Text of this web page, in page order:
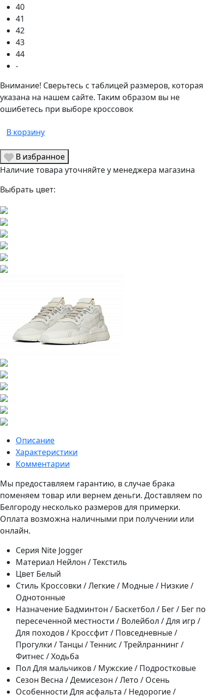
40
41
42
43
44
-
Внимание! Сверьтесь с таблицей размеров, которая
указана на нашем сайте. Таким образом вы не
ошибетесь при выборе кроссовок
В корзину
В избранное
Наличие товара уточняйте у менеджера магазина
Выбрать цвет:
Описание
Характеристики
Комментарии
Мы предоставляем гарантию, в случае брака
поменяем товар или вернем деньги. Доставляем по
Белгороду несколько размеров для примерки.
Оплата возможна наличными при получении или
онлайн.
Серия Nite Jogger
Материал Нейлон / Текстиль
Цвет Белый
Стиль Кроссовки / Легкие / Модные / Низкие /
Однотонные
Назначение Бадминтон / Баскетбол / Бег / Бег по
пересеченной местности / Волейбол / Для игр /
Для походов / Кроссфит / Повседневные /
Прогулки / Танцы / Теннис / Трейлраннинг /
Фитнес / Ходьба
Пол Для мальчиков / Мужские / Подростковые
Сезон Весна / Демисезон / Лето / Осень
Особенности Для асфальта / Недорогие /